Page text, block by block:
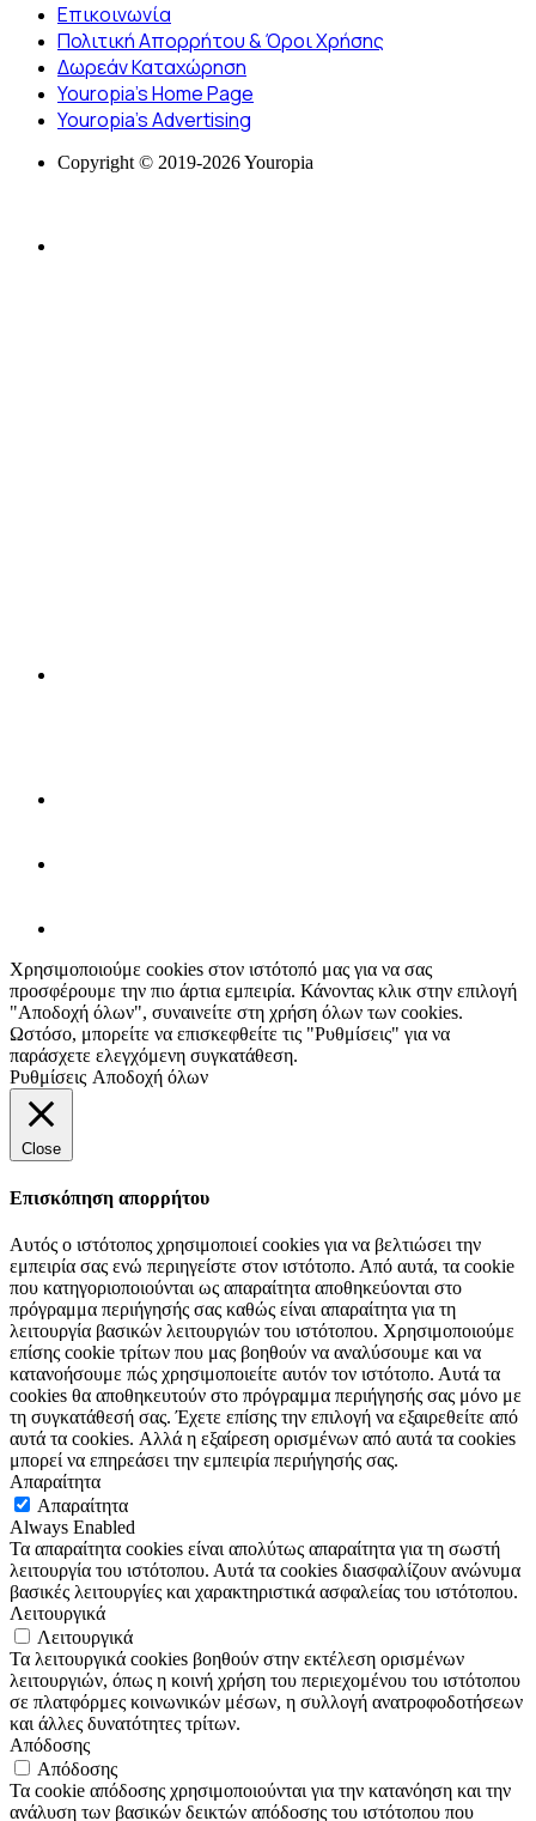
Επικοινωνία
Πολιτική Απορρήτου & Όροι Χρήσης
Δωρεάν Καταχώρηση
Youropia’s Home Page
Youropia’s Advertising
Copyright © 2019-2026 Youropia
Χρησιμοποιούμε cookies στον ιστότοπό μας για να σας
προσφέρουμε την πιο άρτια εμπειρία. Κάνοντας κλικ στην επιλογή
"Αποδοχή όλων", συναινείτε στη χρήση όλων των cookies.
Ωστόσο, μπορείτε να επισκεφθείτε τις "Ρυθμίσεις" για να
παράσχετε ελεγχόμενη συγκατάθεση.
Ρυθμίσεις Αποδοχή όλων
Close
Επισκόπηση απορρήτου
Αυτός ο ιστότοπος χρησιμοποιεί cookies για να βελτιώσει την
εμπειρία σας ενώ περιηγείστε στον ιστότοπο. Από αυτά, τα cookie
που κατηγοριοποιούνται ως απαραίτητα αποθηκεύονται στο
πρόγραμμα περιήγησής σας καθώς είναι απαραίτητα για τη
λειτουργία βασικών λειτουργιών του ιστότοπου. Χρησιμοποιούμε
επίσης cookie τρίτων που μας βοηθούν να αναλύσουμε και να
κατανοήσουμε πώς χρησιμοποιείτε αυτόν τον ιστότοπο. Αυτά τα
cookies θα αποθηκευτούν στο πρόγραμμα περιήγησής σας μόνο με
τη συγκατάθεσή σας. Έχετε επίσης την επιλογή να εξαιρεθείτε από
αυτά τα cookies. Αλλά η εξαίρεση ορισμένων από αυτά τα cookies
μπορεί να επηρεάσει την εμπειρία περιήγησής σας.
Απαραίτητα
Απαραίτητα
Always Enabled
Τα απαραίτητα cookies είναι απολύτως απαραίτητα για τη σωστή
λειτουργία του ιστότοπου. Αυτά τα cookies διασφαλίζουν ανώνυμα
βασικές λειτουργίες και χαρακτηριστικά ασφαλείας του ιστότοπου.
Λειτουργικά
Λειτουργικά
Τα λειτουργικά cookies βοηθούν στην εκτέλεση ορισμένων
λειτουργιών, όπως η κοινή χρήση του περιεχομένου του ιστότοπου
σε πλατφόρμες κοινωνικών μέσων, η συλλογή ανατροφοδοτήσεων
και άλλες δυνατότητες τρίτων.
Απόδοσης
Απόδοσης
Τα cookie απόδοσης χρησιμοποιούνται για την κατανόηση και την
ανάλυση των βασικών δεικτών απόδοσης του ιστότοπου που